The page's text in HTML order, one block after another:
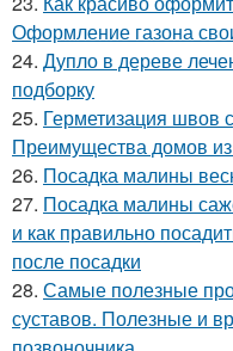
Оформление газона
24. Дупло в дереве
подборку
25. Герметизация швов
Преимущества домов
26. Посадка малины
27. Посадка малины
и как правильно
после посадки
28. Самые полезные
суставов. Полезные и